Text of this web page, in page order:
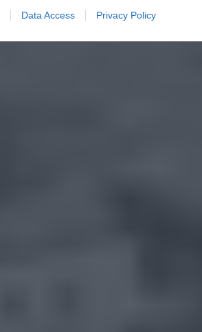
Data Access Privacy Policy